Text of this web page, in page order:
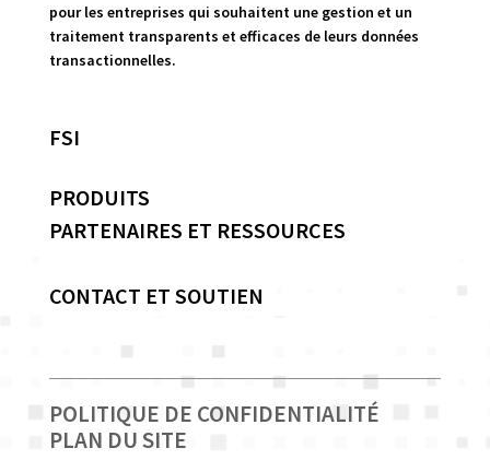
pour les entreprises qui souhaitent une gestion et un
traitement transparents et efficaces de leurs données
transactionnelles.
FSI
PRODUITS
PARTENAIRES ET RESSOURCES
CONTACT ET SOUTIEN
POLITIQUE DE CONFIDENTIALITÉ
PLAN DU SITE